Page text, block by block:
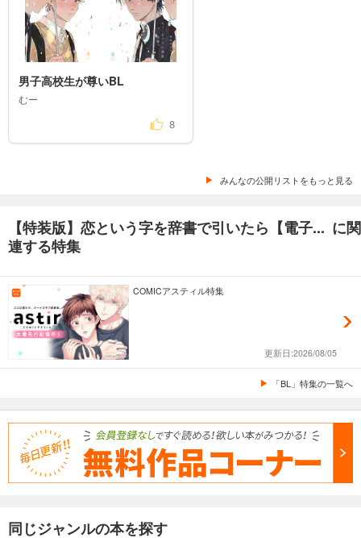
男子高校生が尊いBL
むー
8
みんなの公開リストをもっと見る
【特装版】恋という字を辞書で引いたら【電子... に関
連する特集
COMICアスティル特集
更新日:2026/08/05
「BL」特集の一覧へ
同じジャンルの本を探す